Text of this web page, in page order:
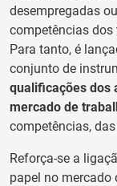
desempregadas
competências
Para tanto, é
conjunto de
qualificações dos
mercado de
competências, das
Reforça-se a
papel no mercado